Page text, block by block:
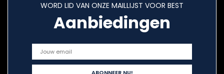
WORD LID VAN ONZE MAILLIJST VOOR BEST
Aanbiedingen